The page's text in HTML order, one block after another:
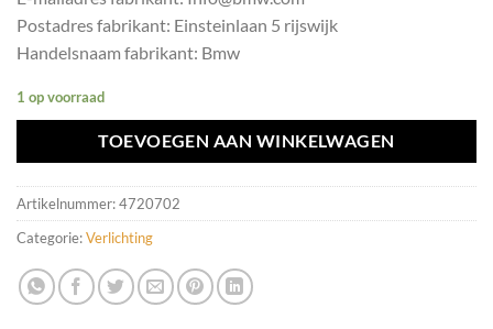
Postadres fabrikant: Einsteinlaan 5 rijswijk
Handelsnaam fabrikant: Bmw
1 op voorraad
TOEVOEGEN AAN WINKELWAGEN
Artikelnummer:4720702
Categorie:Verlichting